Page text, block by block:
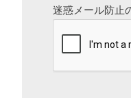
迷惑メール防止